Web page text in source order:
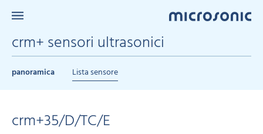
crm+ sensori ultrasonici
panoramica Lista sensore
crm+35/D/TC/E